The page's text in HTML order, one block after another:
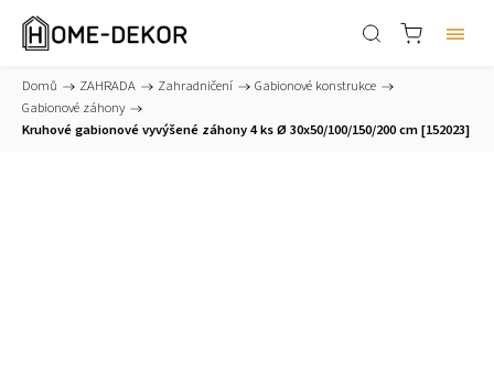
Domů / ZAHRADA / Zahradničení / Gabionové konstrukce /
Gabionové záhony /
Kruhové gabionové vyvýšené záhony 4 ks Ø 30x50/100/150/200 cm [152023]